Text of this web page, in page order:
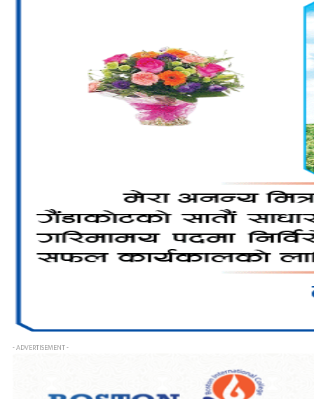
- ADVERTISEMENT -